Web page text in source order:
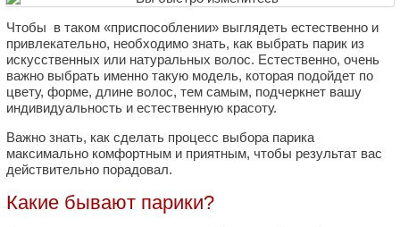
Чтобы в таком «приспособлении» выглядеть естественно и
привлекательно, необходимо знать, как выбрать парик из
искусственных или натуральных волос. Естественно, очень
важно выбрать именно такую модель, которая подойдет по
цвету, форме, длине волос, тем самым, подчеркнет вашу
индивидуальность и естественную красоту.
Важно знать, как сделать процесс выбора парика
максимально комфортным и приятным, чтобы результат вас
действительно порадовал.
Какие бывают парики?